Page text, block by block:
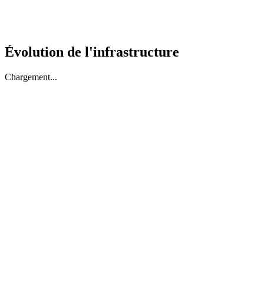
Évolution de l'infrastructure
Chargement...